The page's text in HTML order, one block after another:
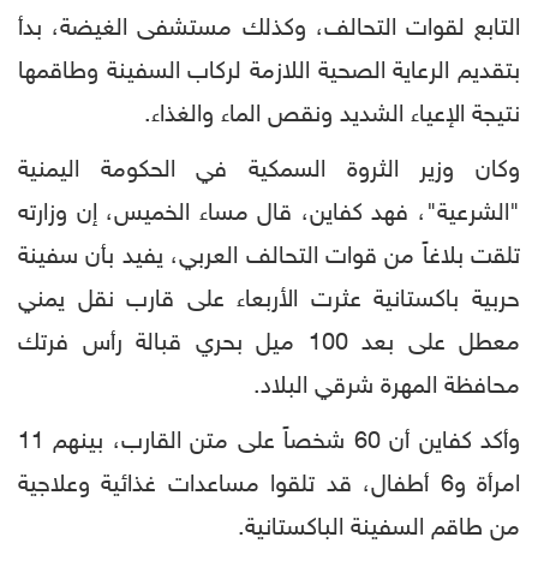
التابع لقوات التحالف، وكذلك مستشفى الغيضة، بدأ
بتقديم الرعاية الصحية اللازمة لركاب السفينة وطاقمها
نتيجة الإعياء الشديد ونقص الماء والغذاء.
وكان وزير الثروة السمكية في الحكومة اليمنية
"الشرعية"، فهد كفاين، قال مساء الخميس، إن وزارته
تلقت بلاغاً من قوات التحالف العربي، يفيد بأن سفينة
حربية باكستانية عثرت الأربعاء على قارب نقل يمني
معطل على بعد 100 ميل بحري قبالة رأس فرتك
محافظة المهرة شرقي البلاد.
وأكد كفاين أن 60 شخصاً على متن القارب، بينهم 11
امرأة و6 أطفال، قد تلقوا مساعدات غذائية وعلاجية
من طاقم السفينة الباكستانية.